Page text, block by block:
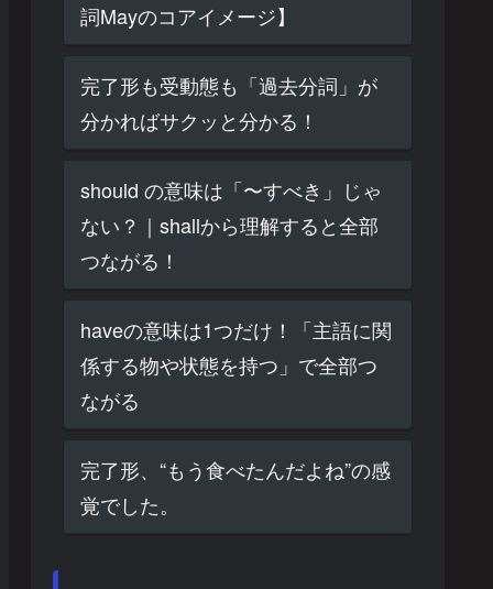
詞Mayのコアイメージ】
完了形も受動態も「過去分詞」が
分かればサクッと分かる！
should の意味は「〜すべき」じゃ
ない？｜shallから理解すると全部
つながる！
haveの意味は1つだけ！「主語に関
係する物や状態を持つ」で全部つ
ながる
完了形、“もう食べたんだよね”の感
覚でした。